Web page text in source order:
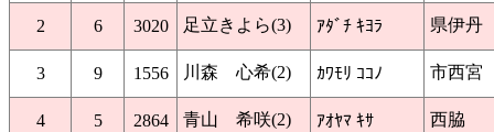
2 6 3020 足立きよら(3) ｱﾀﾞﾁ ｷﾖﾗ 県伊丹
3 9 1556 川森 心希(2) ｶﾜﾓﾘ ｺｺﾉ 市西宮
4 5 2864 青山 希咲(2) ｱｵﾔﾏ ｷｻ 西脇